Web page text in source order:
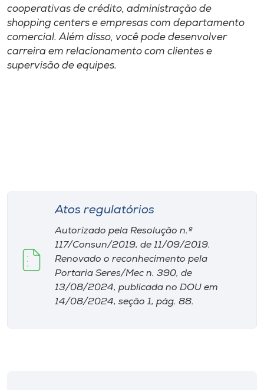
cooperativas de crédito, administração de
shopping centers e empresas com departamento
comercial. Além disso, você pode desenvolver
carreira em relacionamento com clientes e
supervisão de equipes.
Atos regulatórios
Autorizado pela Resolução n.º
117/Consun/2019, de 11/09/2019.
Renovado o reconhecimento pela
Portaria Seres/Mec n. 390, de
13/08/2024, publicada no DOU em
14/08/2024, seção 1, pág. 88.